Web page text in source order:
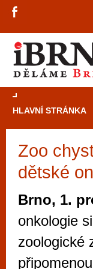
HLAVNÍ STRÁNKA
Zoo
dětské
Brno, 1.
onkologie
zoologické
Mimo jiné je